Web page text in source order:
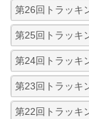
第26回トラッキ
第25回トラッキ
第24回トラッキ
第23回トラッキ
第22回トラッキ